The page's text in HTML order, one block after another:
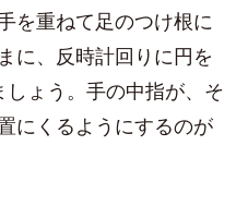
を重ねて足のつけ根に
に、反時計回りに円を
ょう。手の中指が、そ
にくるようにするのが